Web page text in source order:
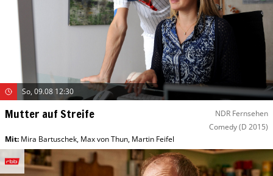
So, 09.08 12:30
Mutter auf Streife
NDR Fernsehen
Comedy(D 2015)
Mit: Mira Bartuschek, Max von Thun, Martin Feifel